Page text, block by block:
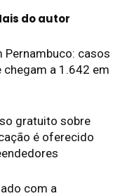
do autor
Pernambuco: casos
a 1.642 em
gratuito sobre
é oferecido
com a